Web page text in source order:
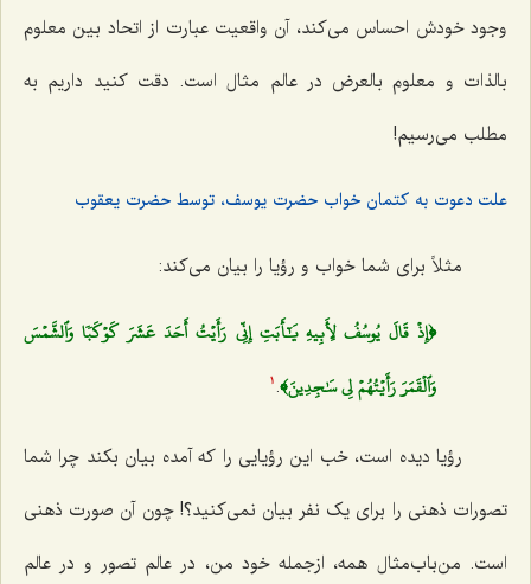
وجود خودش احساس می‌کند، آن واقعیت عبارت از اتحاد بین معلوم
بالذات و معلوم بالعرض در عالم مثال است. دقت کنید داریم به
مطلب می‌رسیم!
علت دعوت به کتمان خواب حضرت یوسف، توسط حضرت یعقوب
مثلاً برای شما خواب و رؤیا را بیان می‌کند:
﴿إِذۡ قَالَ يُوسُفُ لِأَبِيهِ يَٰٓأَبَتِ إِنِّي رَأَيۡتُ أَحَدَ عَشَرَ كَوۡكَبٗا وَٱلشَّمۡسَ
وَٱلۡقَمَرَ رَأَيۡتُهُمۡ لِي سَٰجِدِينَ﴾.
1
رؤیا دیده است، خب این رؤیایی را که آمده بیان بکند چرا شما
تصورات ذهنی را برای یک نفر بیان نمی‌کنید؟! چون آن صورت ذهنی
است. من‌باب‌مثال همه، ازجمله خود من، در عالم تصور و در عالم